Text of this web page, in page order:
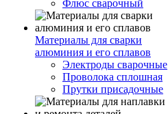
Флюс сварочный
Материалы для сварки
алюминия и его сплавов
Электроды сварочные
Проволока сплошная
Прутки присадочные